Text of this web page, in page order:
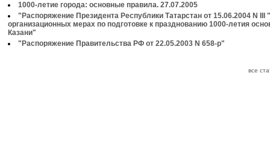
1000-летие города: основные правила. 27.07.2005
"Распоряжение Президента Республики Татарстан от 15.06.2004 N III
организационных мерах по подготовке к празднованию 1000-летия
Казани"
"Распоряжение Правительства РФ от 22.05.2003 N 658-р"
все